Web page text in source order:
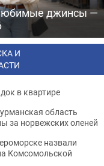
джинсы —
И
в квартире
область
за норвежских оленей
назвали
Комсомольской